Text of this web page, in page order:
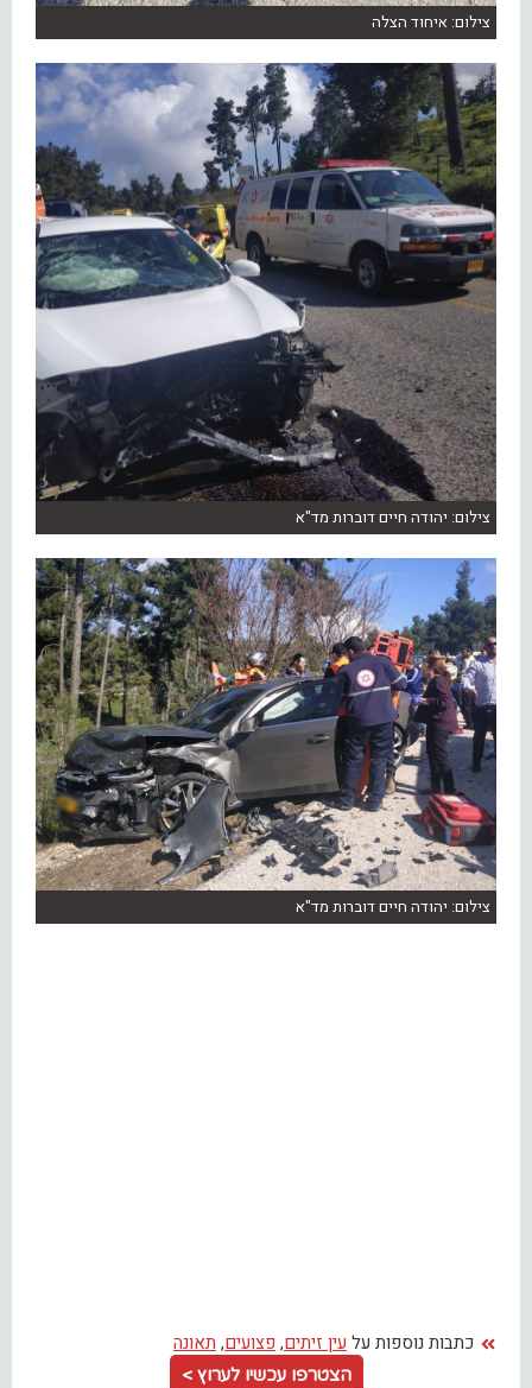
צילום: איחוד הצלה
צילום: יהודה חיים דוברות מד"א
צילום: יהודה חיים דוברות מד"א
כתבות נוספות על עין זיתים, פצועים, תאונה
הצטרפו עכשיו לערוץ >